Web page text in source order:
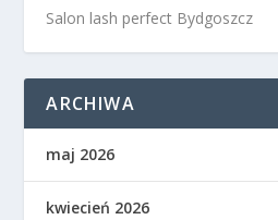
Salon lash perfect Bydgoszcz
ARCHIWA
maj 2026
kwiecień 2026